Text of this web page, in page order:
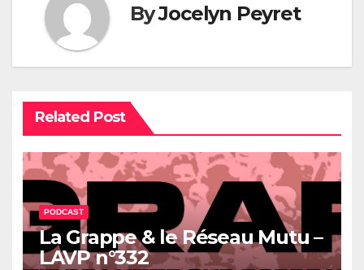
ByJocelyn Peyret
Related Post
PODCAST
La Grappe & le Réseau Mutu –
LAVP n°332